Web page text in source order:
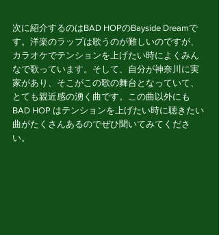
次に紹介するのはBAD HOPのBayside Dreamで
す。洋楽のラップは歌うのが難しいのですが、
カラオケでテンションを上げたい時によくみん
なで歌っています。そして、自分が神奈川に実
家があり、そこがこの歌の舞台となっていて、
とても親近感の湧く曲です。この曲以外にも
BAD HOP はテンションを上げたい時に聴きたい
曲がたくさんあるのでぜひ聞いてみてくださ
い。